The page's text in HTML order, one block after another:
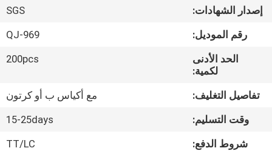
جولة
مراقبة
الجودة
إصدار الشهادات:
SGS
رقم الموديل:
QJ-969
الحد الأدنى
لكمية:
200pcs
تفاصيل التغليف:
مع أكياس ب أو كرتون
وقت التسليم:
15-25days
شروط الدفع:
TT/LC